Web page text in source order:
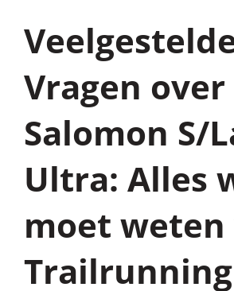
Vragen over
Salomon S/
Ultra: Alles
moet